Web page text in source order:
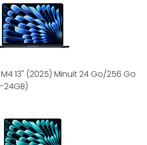
13" (2025) Minuit 24 Go/256 Go
24GB)